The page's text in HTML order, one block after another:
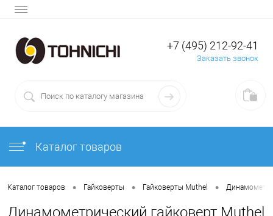
+7 (495) 212-92-41
Заказать звонок
Каталог товаров
Каталог товаров • Гайковерты • Гайковерты Muthel •
Динамометрический гайковерт Muthel